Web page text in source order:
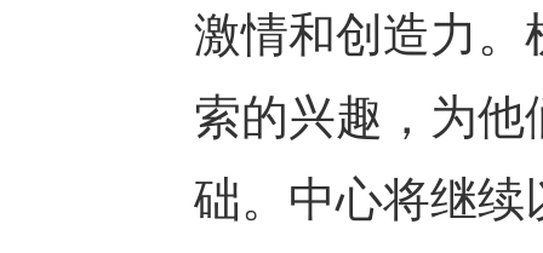
激情和创造力。
索的兴趣，为
础。中心将继续